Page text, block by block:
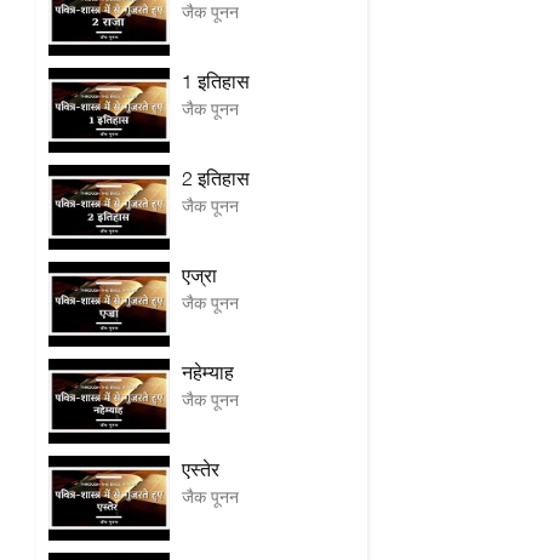
जैक पूनन
1 इतिहास
जैक पूनन
2 इतिहास
जैक पूनन
एज्रा
जैक पूनन
नहेम्याह
जैक पूनन
एस्तेर
जैक पूनन